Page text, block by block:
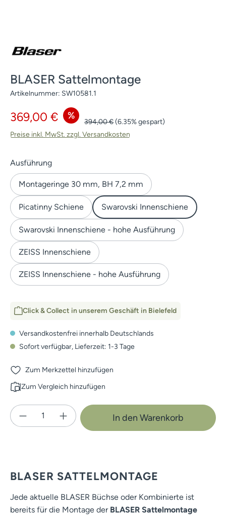
BLASER Sattelmontage
Artikelnummer: SW10581.1
Verkaufspreis:
369,00 € %
Regulärer Preis:
394,00 €(6.35% gespart)
Preise inkl. MwSt. zzgl. Versandkosten
Ausführungauswählen
Montageringe 30 mm, BH 7,2 mm
Picatinny Schiene Swarovski Innenschiene
Swarovski Innenschiene - hohe Ausführung
ZEISS Innenschiene
ZEISS Innenschiene - hohe Ausführung
Click & Collect in unserem Geschäft in Bielefeld
Versandkostenfrei innerhalb Deutschlands
Sofort verfügbar, Lieferzeit: 1-3 Tage
Zum Merkzettel hinzufügen
Zum Vergleich hinzufügen
Produkt Anzahl: Gib den gewünschten
In den Warenkorb
BLASER SATTELMONTAGE
Jede aktuelle BLASER Büchse oder Kombinierte ist
bereits für die Montage der BLASER Sattelmontage